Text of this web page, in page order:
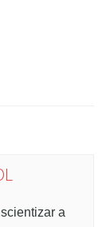
a